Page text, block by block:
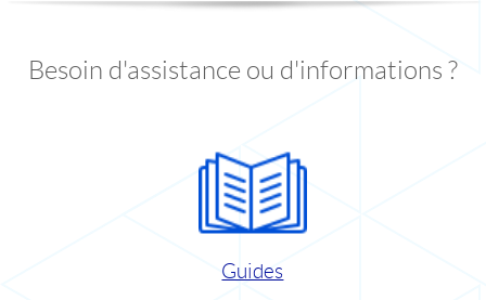
Besoin d'assistance ou d'informations ?
Guides